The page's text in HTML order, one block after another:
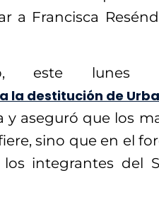
a Francisca
este lunes
la destitución de
y aseguró que los
sino que en el
integrantes del